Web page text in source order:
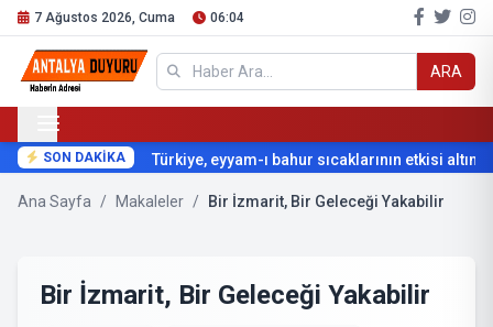
7 Ağustos 2026, Cuma 06:04
ARA
SON DAKİKA Türkiye, eyyam-ı bahur sıcaklarının etkisi altına
Ana Sayfa / Makaleler / Bir İzmarit, Bir Geleceği Yakabilir
Bir İzmarit, Bir Geleceği Yakabilir